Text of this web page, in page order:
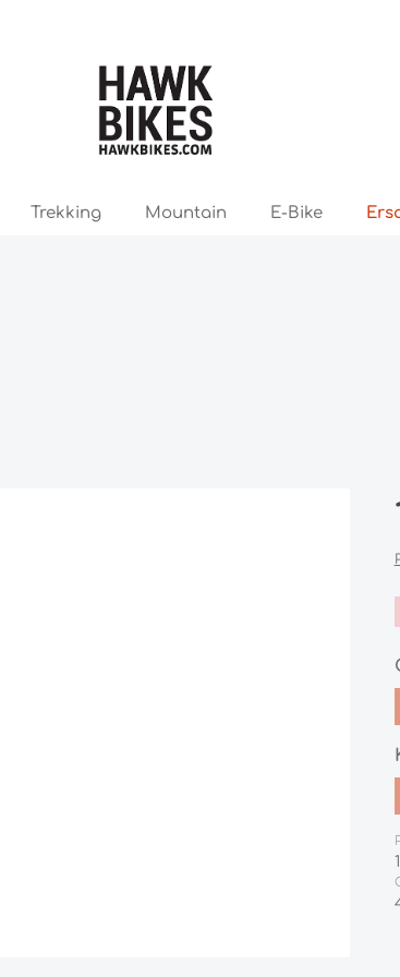
Trekking Mountain E-Bike